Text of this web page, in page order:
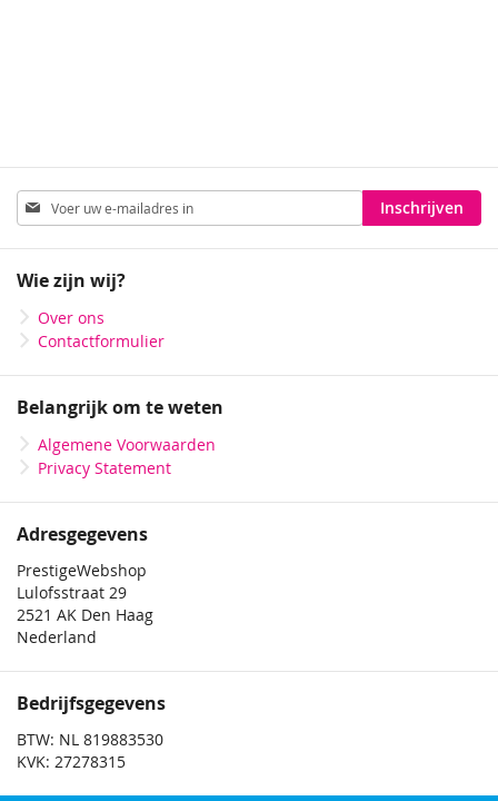
Abonneer
u
op
nieuwsbrief
Inschrijven
Wie zijn wij?
Over ons
Contactformulier
Belangrijk om te weten
Algemene Voorwaarden
Privacy Statement
Adresgegevens
PrestigeWebshop
Lulofsstraat 29
2521 AK Den Haag
Nederland
Bedrijfsgegevens
BTW: NL 819883530
KVK: 27278315